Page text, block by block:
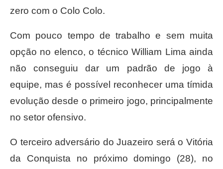
zero com o Colo Colo.
Com pouco tempo de trabalho e sem muita
opção no elenco, o técnico William Lima ainda
não conseguiu dar um padrão de jogo à
equipe, mas é possível reconhecer uma tímida
evolução desde o primeiro jogo, principalmente
no setor ofensivo.
O terceiro adversário do Juazeiro será o Vitória
da Conquista no próximo domingo (28), no